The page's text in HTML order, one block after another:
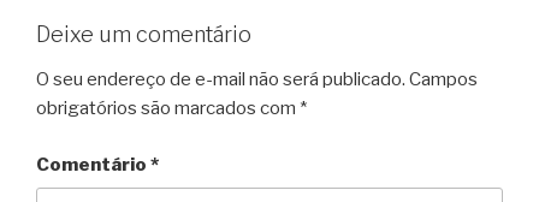
Deixe um comentário
O seu endereço de e-mail não será publicado. Campos
obrigatórios são marcados com *
Comentário *